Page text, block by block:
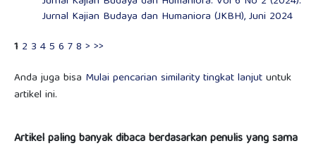
Jurnal Kajian Budaya dan Humaniora (JKBH), Juni 2024
1 2 3 45 6 78 > >>
Anda juga bisa Mulai pencarian similarity tingkat lanjutuntuk
artikel ini.
Artikel paling banyak dibaca berdasarkan penulis yang sama